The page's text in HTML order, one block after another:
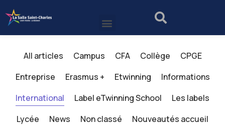
All articles Campus CFA Collège
CPGE
Entreprise
Erasmus + Etwinning
Informations
International
Label eTwinning School
Les labels
Lycée
News Non classé
Nouveautés accueil